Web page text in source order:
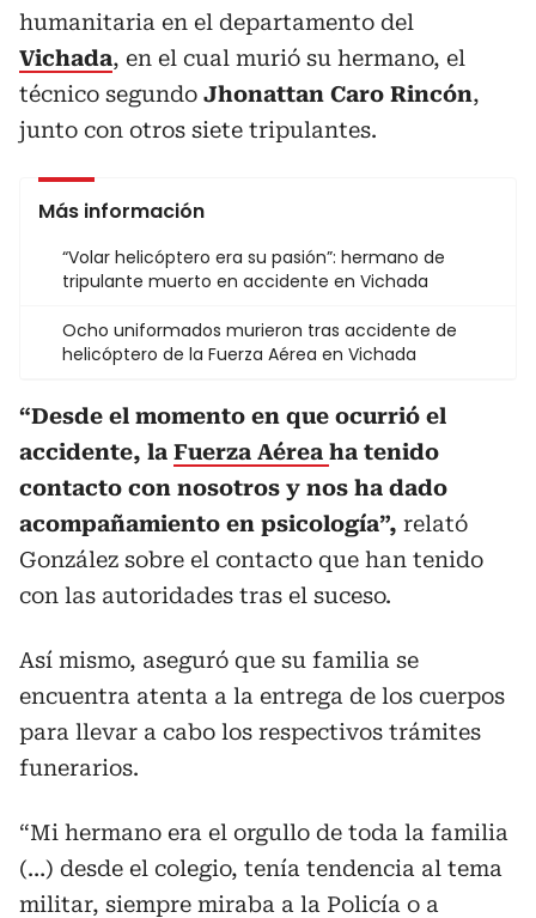
humanitaria en el departamento del
Vichada, en el cual murió su hermano, el
técnico segundo Jhonattan Caro Rincón,
junto con otros siete tripulantes.
Más información
“Volar helicóptero era su pasión”: hermano de
tripulante muerto en accidente en Vichada
Ocho uniformados murieron tras accidente de
helicóptero de la Fuerza Aérea en Vichada
“Desde el momento en que ocurrió el
accidente, la Fuerza Aérea ha tenido
contacto con nosotros y nos ha dado
acompañamiento en psicología”, relató
González sobre el contacto que han tenido
con las autoridades tras el suceso.
Así mismo, aseguró que su familia se
encuentra atenta a la entrega de los cuerpos
para llevar a cabo los respectivos trámites
funerarios.
“Mi hermano era el orgullo de toda la familia
(…) desde el colegio, tenía tendencia al tema
militar, siempre miraba a la Policía o a